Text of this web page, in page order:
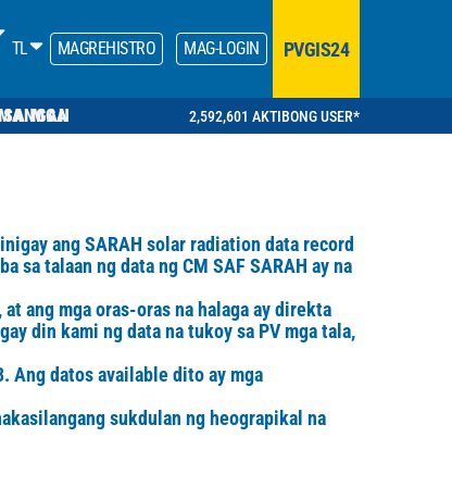
TL MAGREHISTRO MAG-LOGIN PVGIS24
KALAMANGAN 2,592,601 AKTIBONG USER*
ang SARAH solar radiation data record
sa talaan ng data ng CM SAF SARAH ay na
ang mga oras-oras na halaga ay direkta
din kami ng data na tukoy sa PV mga tala,
Ang datos available dito ay mga
sukdulan ng heograpikal na